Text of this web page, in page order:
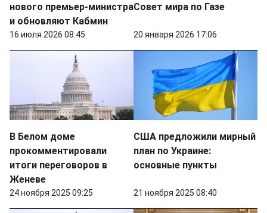
нового премьер-министра
и обновляют Кабмин
16 июля 2026 08:45
Совет мира по Газе
20 января 2026 17:06
В Белом доме
прокомментировали
итоги переговоров в
Женеве
24 ноября 2025 09:25
США предложили мирный
план по Украине:
основные пункты
21 ноября 2025 08:40